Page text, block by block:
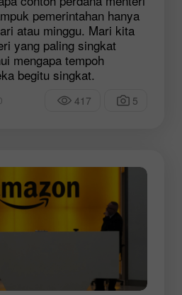
pemerintahan hanya
atau minggu. Mari kita
yang paling singkat
mengapa tempoh
begitu singkat.
417 5